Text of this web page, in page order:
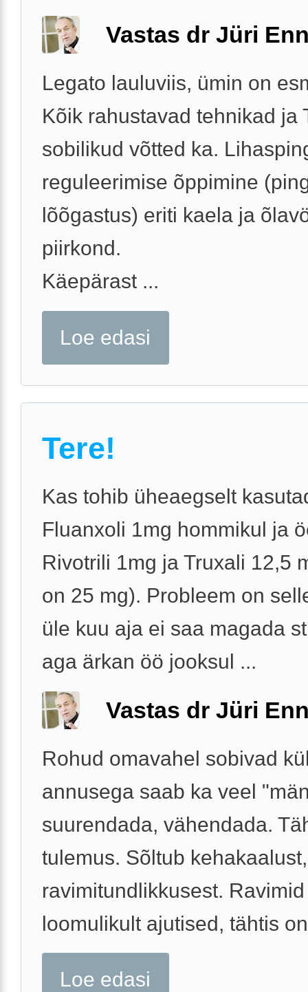
Vastas dr Jüri
Legato lauluviis, ümin on
Kõik rahustavad tehnikad ja
sobilikud võtted ka.
reguleerimise õppimine
lõõgastus) eriti kaela ja
piirkond.
Käepärast ...
Loe edasi
Tere!
Kas tohib üheaegselt
Fluanxoli 1mg hommikul ja
Rivotrili 1mg ja Truxali 12,5
on 25 mg). Probleem on
üle kuu aja ei saa magada
aga ärkan öö jooksul ...
Vastas dr Jüri
Rohud omavahel sobivad
annusega saab ka veel
suurendada, vähendada.
tulemus. Sõltub kehakaalust,
ravimitundlikkusest.
loomulikult ajutised, tähtis
Loe edasi